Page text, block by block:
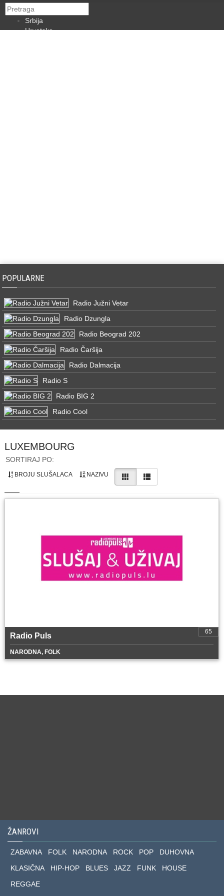
Srbija
Hrvatska
POPULARNE
Radio Južni Vetar
Radio Dzungla
Radio Beograd 202
Radio Čaršija
Radio Dalmacija
Radio S
Radio BIG 2
Radio Cool
LUXEMBOURG
SORTIRAJ PO:
BROJU SLUŠALACA NAZIVU
65
Radio Puls
NARODNA, FOLK
ŽANROVI
ZABAVNA FOLK NARODNA ROCK POP
DUHOVNA
KLASIČNA
HIP-HOP BLUES JAZZ FUNK
HOUSE
REGGAE